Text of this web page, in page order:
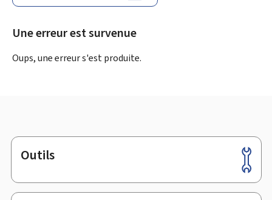
Une erreur est survenue
Oups, une erreur s'est produite.
Pied
de
page
Outils